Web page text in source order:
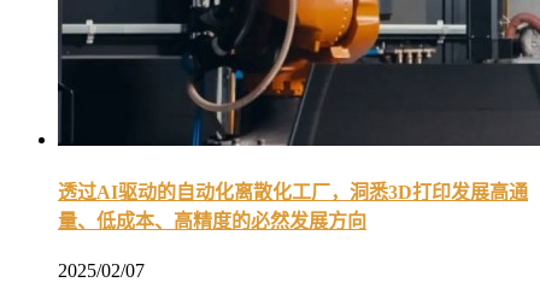
透过AI驱动的自动化离散化工厂，洞悉3D打印发展高通
量、低成本、高精度的必然发展方向
2025/02/07